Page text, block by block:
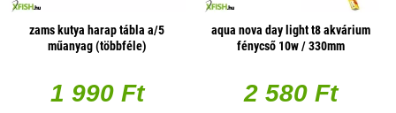
zams kutya harap tábla a/5
műanyag (többféle)
1 990 Ft
aqua nova day light t8 akvárium
fénycső 10w / 330mm
2 580 Ft